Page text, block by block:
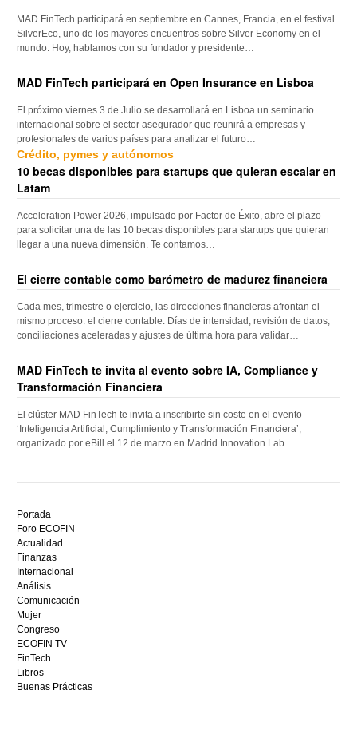
MAD FinTech participará en septiembre en Cannes, Francia, en el festival
SilverEco, uno de los mayores encuentros sobre Silver Economy en el
mundo. Hoy, hablamos con su fundador y presidente…
MAD FinTech participará en Open Insurance en Lisboa
El próximo viernes 3 de Julio se desarrollará en Lisboa un seminario
internacional sobre el sector asegurador que reunirá a empresas y
profesionales de varios países para analizar el futuro…
Crédito, pymes y autónomos
10 becas disponibles para startups que quieran escalar en
Latam
Acceleration Power 2026, impulsado por Factor de Éxito, abre el plazo
para solicitar una de las 10 becas disponibles para startups que quieran
llegar a una nueva dimensión. Te contamos…
El cierre contable como barómetro de madurez financiera
Cada mes, trimestre o ejercicio, las direcciones financieras afrontan el
mismo proceso: el cierre contable. Días de intensidad, revisión de datos,
conciliaciones aceleradas y ajustes de última hora para validar…
MAD FinTech te invita al evento sobre IA, Compliance y
Transformación Financiera
El clúster MAD FinTech te invita a inscribirte sin coste en el evento
‘Inteligencia Artificial, Cumplimiento y Transformación Financiera’,
organizado por eBill el 12 de marzo en Madrid Innovation Lab….
mejor
bono
sin
depósito
casino
en
España,
visita
este
sitio
restaurantedonmauro.es
y
Portada
Foro ECOFIN
Actualidad
Finanzas
Internacional
Análisis
Comunicación
Mujer
Congreso
ECOFIN TV
FinTech
Libros
Buenas Prácticas